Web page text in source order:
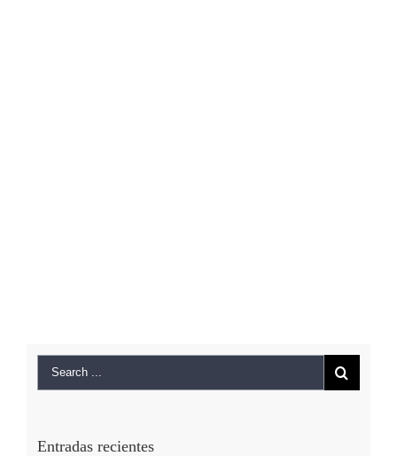
Entradas recientes